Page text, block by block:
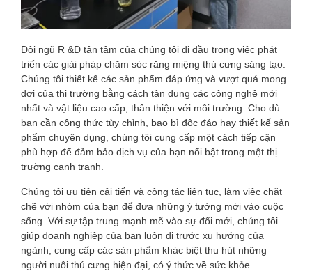
Đội ngũ R &D tận tâm của chúng tôi đi đầu trong việc phát
triển các giải pháp chăm sóc răng miệng thú cưng sáng tạo.
Chúng tôi thiết kế các sản phẩm đáp ứng và vượt quá mong
đợi của thị trường bằng cách tận dụng các công nghệ mới
nhất và vật liệu cao cấp, thân thiện với môi trường. Cho dù
bạn cần công thức tùy chỉnh, bao bì độc đáo hay thiết kế sản
phẩm chuyên dụng, chúng tôi cung cấp một cách tiếp cận
phù hợp để đảm bảo dịch vụ của bạn nổi bật trong một thị
trường cạnh tranh.
Chúng tôi ưu tiên cải tiến và cộng tác liên tục, làm việc chặt
chẽ với nhóm của bạn để đưa những ý tưởng mới vào cuộc
sống. Với sự tập trung mạnh mẽ vào sự đổi mới, chúng tôi
giúp doanh nghiệp của bạn luôn đi trước xu hướng của
ngành, cung cấp các sản phẩm khác biệt thu hút những
người nuôi thú cưng hiện đại, có ý thức về sức khỏe.